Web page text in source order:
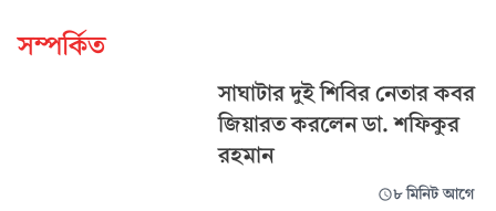
সম্পর্কিত
সাঘাটার দুই শিবির নেতার কবর
জিয়ারত করলেন ডা. শফিকুর
রহমান
৮ মিনিট আগে